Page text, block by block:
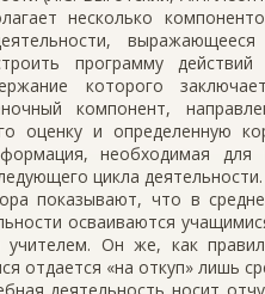
несколько
программу
которого
компонент,
оценку и определенную
необходимая
цикла деятельности.
показывают, что в
осваиваются
учителем. Он же, как
отдается «на откуп» лишь